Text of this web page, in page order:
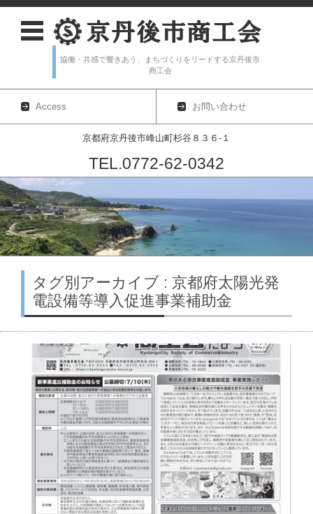
協働・共感で響きあう、まちづくりをリードする京丹後市
商工会
Access お問い合わせ
京都府京丹後市峰山町杉谷８３６-１
TEL.0772-62-0342
コンテンツに移動
タグ別アーカイブ : 京都府太陽光発
電設備等導入促進事業補助金